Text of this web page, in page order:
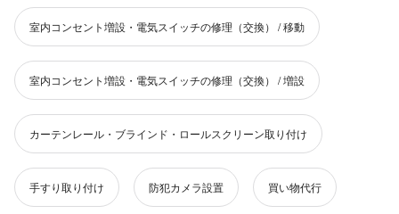
室内コンセント増設・電気スイッチの修理（交換） / 移動
室内コンセント増設・電気スイッチの修理（交換） / 増設
カーテンレール・ブラインド・ロールスクリーン取り付け
手すり取り付け 防犯カメラ設置 買い物代行